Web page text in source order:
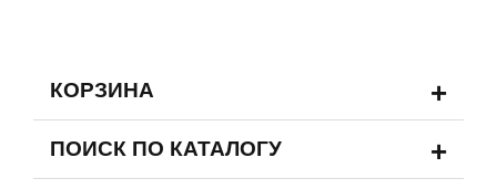
КОРЗИНА +
ПОИСК ПО КАТАЛОГУ +